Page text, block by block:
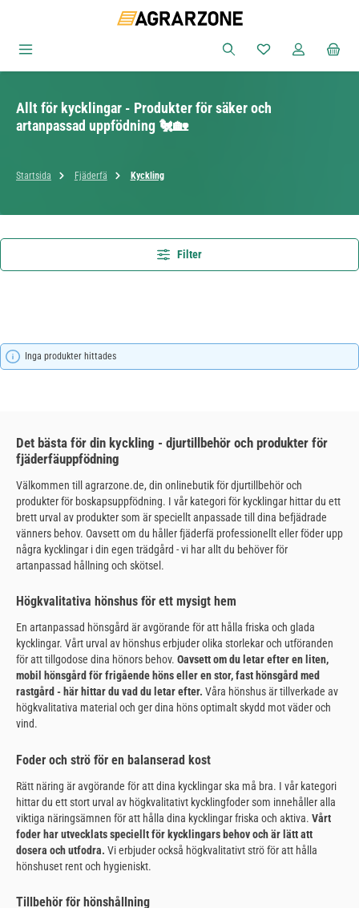
Du har 0 objekt i
Allt för kycklingar - Produkter för säker och
artanpassad uppfödning 🐔🏡
Startsida Fjäderfä Kyckling
Filter
Inga produkter hittades
Det bästa för din kyckling - djurtillbehör och produkter för
fjäderfäuppfödning
Välkommen till agrarzone.de, din onlinebutik för djurtillbehör och
produkter för boskapsuppfödning. I vår kategori för kycklingar hittar du ett
brett urval av produkter som är speciellt anpassade till dina befjädrade
vänners behov. Oavsett om du håller fjäderfä professionellt eller föder upp
några kycklingar i din egen trädgård - vi har allt du behöver för
artanpassad hållning och skötsel.
Högkvalitativa hönshus för ett mysigt hem
En artanpassad hönsgård är avgörande för att hålla friska och glada
kycklingar. Vårt urval av hönshus erbjuder olika storlekar och utföranden
för att tillgodose dina hönors behov. Oavsett om du letar efter en liten,
mobil hönsgård för frigående höns eller en stor, fast hönsgård med
rastgård - här hittar du vad du letar efter. Våra hönshus är tillverkade av
högkvalitativa material och ger dina höns optimalt skydd mot väder och
vind.
Foder och strö för en balanserad kost
Rätt näring är avgörande för att dina kycklingar ska må bra. I vår kategori
hittar du ett stort urval av högkvalitativt kycklingfoder som innehåller alla
viktiga näringsämnen för att hålla dina kycklingar friska och aktiva. Vårt
foder har utvecklats speciellt för kycklingars behov och är lätt att
dosera och utfodra. Vi erbjuder också högkvalitativt strö för att hålla
hönshuset rent och hygieniskt.
Tillbehör för hönshållning